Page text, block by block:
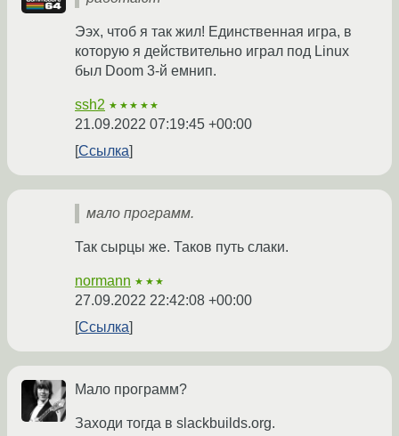
Ээх, чтоб я так жил! Единственная игра, в
которую я действительно играл под Linux
был Doom 3-й емнип.
ssh2 ★★★★★
21.09.2022 07:19:45 +00:00
Ссылка
мало программ.
Так сырцы же. Таков путь слаки.
normann ★★★
27.09.2022 22:42:08 +00:00
Ссылка
Мало программ?
Заходи тогда в slackbuilds.org.